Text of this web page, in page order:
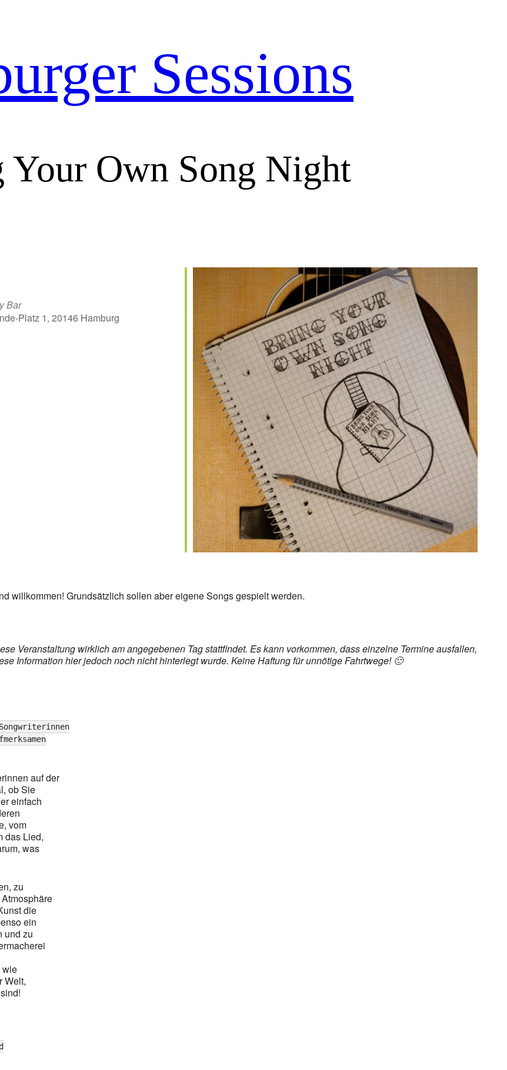
Sessions
Own Song Night
Office 365 Outlook Live
Bar
Platz 1, 20146 Hamburg
willkommen! Grundsätzlich sollen aber eigene Songs gespielt werden.
Veranstaltung wirklich am angegebenen Tag stattfindet. Es kann vorkommen, dass einzelne Termine ausfallen,
Information hier jedoch noch nicht hinterlegt wurde. Keine Haftung für unnötige Fahrtwege! 🙂
auf der
ob Sie
einfach
vom
das Lied,
was
zu
die
ein
und zu
wie
Welt,